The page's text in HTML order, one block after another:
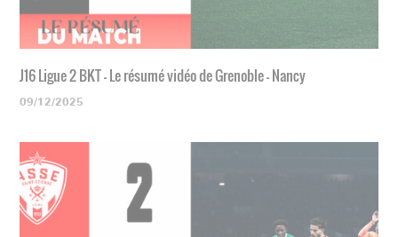
J16 Ligue 2 BKT - Le résumé vidéo de Grenoble - Nancy
09/12/2025